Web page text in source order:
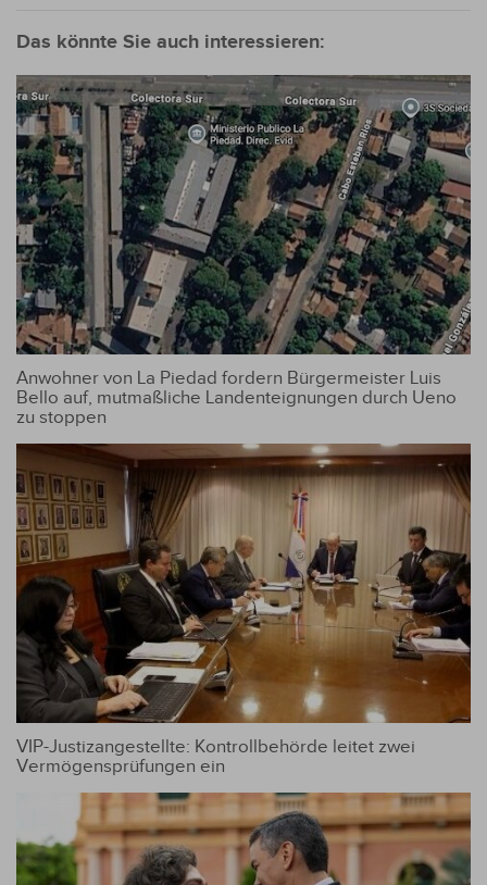
Das könnte Sie auch interessieren:
Anwohner von La Piedad fordern Bürgermeister Luis
Bello auf, mutmaßliche Landenteignungen durch Ueno
zu stoppen
VIP-Justizangestellte: Kontrollbehörde leitet zwei
Vermögensprüfungen ein